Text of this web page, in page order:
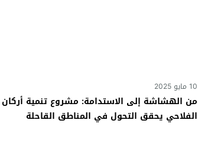
10 مايو 2025
من الهشاشة إلى الاستدامة: مشروع تنمية أركان
الفلاحي يحقق التحول في المناطق القاحلة